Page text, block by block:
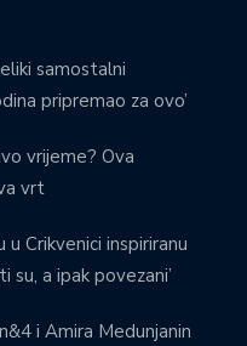
samostalni
pripremao za ovo’
vrijeme? Ova
vrt
Crikvenici inspiriranu
su, a ipak povezani’
i Amira Medunjanin